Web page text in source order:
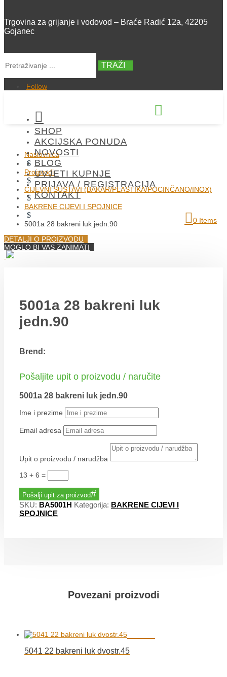
Trgovina za grijanje i vodovod – Braće Radić 12a, 42205
Gojanec
TRAŽI
Follow


SHOP
AKCIJSKA PONUDA
NOVOSTI
BLOG
UVJETI KUPNJE
PRIJAVA / REGISTRACIJA
KONTAKT
0 Items
Naslovnica
$
Proizvodi
$
CIJEVNI SUSTAVI (BAKAR/PLASTIKA/POCINČANO/INOX)
$
BAKRENE CIJEVI I SPOJNICE
$
5001a 28 bakreni luk jedn.90
DETALJI O PROIZVODU
MOGLO BI VAS ZANIMATI
5001a 28 bakreni luk
jedn.90
Brend:
Pošaljite upit o proizvodu / naručite
5001a 28 bakreni luk jedn.90
Ime i prezime
Email adresa
Upit o proizvodu / narudžba
13 + 6 =
Pošalji upit za proizvod
SKU: BA5001H Kategorija: BAKRENE CIJEVI I
SPOJNICE
Povezani proizvodi
5041 22 bakreni luk dvostr.45